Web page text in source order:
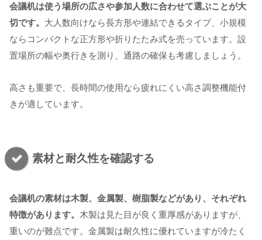
会議机は使う場所の広さや参加人数に合わせて選ぶことが大
切です。 大人数向けなら長方形や連結できるタイプ、小規模
ならコンパクトな正方形や折りたたみ式を売っています。設
置場所の幅や奥行きを測り、通路の確保も考慮しましょう。
高さも重要で、長時間の使用なら疲れにくい高さ調整機能付
きが適しています。
素材と耐久性を確認する
会議机の素材は木製、金属製、樹脂製などがあり、それぞれ
特徴があります。 木製は見た目が良く重厚感がありますが、
重いのが難点です。金属製は耐久性に優れていますが冷たく